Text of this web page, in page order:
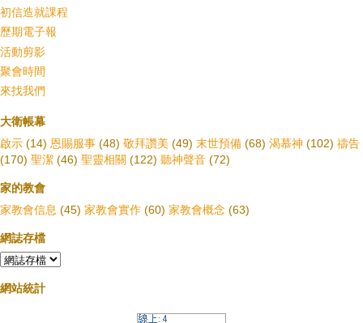
初信造就課程
歷期電子報
活動剪影
聚會時間
來找我們
大衛帳幕
啟示 (14) 恩賜服事 (48) 敬拜讚美 (49) 末世預備 (68) 渴慕神 (102) 禱告
(170) 聖潔 (46) 聖靈相關 (122) 聽神聲音 (72)
家的教會
家教會信息 (45) 家教會實作 (60) 家教會概念 (63)
網誌存檔
網站統計